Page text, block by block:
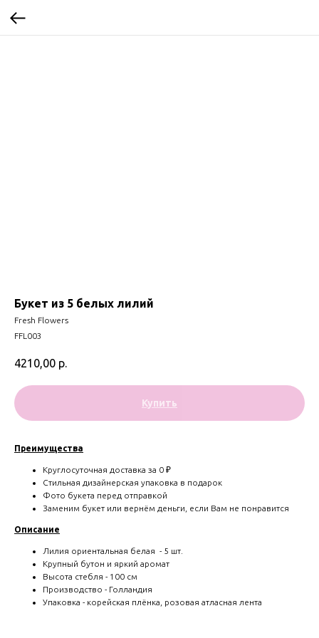
Букет из 5 белых лилий
Fresh Flowers
FFL003
4210,00 р.
Купить
Преимущества
Круглосуточная доставка за 0 ₽
Стильная дизайнерская упаковка в подарок
Фото букета перед отправкой
Заменим букет или вернём деньги, если Вам не понравится
Описание
Лилия ориентальная белая - 5 шт.
Крупный бутон и яркий аромат
Высота стебля - 100 см
Производство - Голландия
Упаковка - корейская плёнка, розовая атласная лента